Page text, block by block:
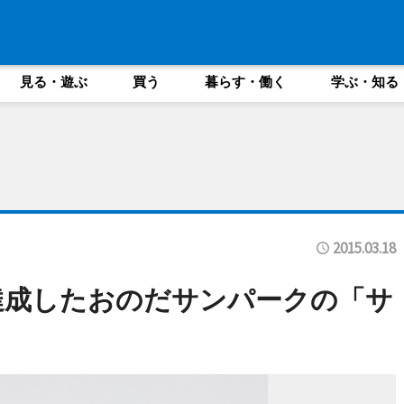
見る・遊ぶ 買う 暮らす・働く 学ぶ・知る
2015.03.18
したおのだサンパークの「サ